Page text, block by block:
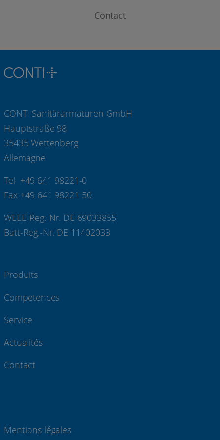
Contact
CONTI Sanitärarmaturen GmbH
Hauptstraße 98
35435 Wettenberg
Allemagne
Tel +49 641 98221-0
Fax +49 641 98221-50
WEEE-Reg.-Nr. DE 69033855
Batt-Reg.-Nr. DE 11402033
Produits
Competences
Service
Actualités
Contact
Mentions légales